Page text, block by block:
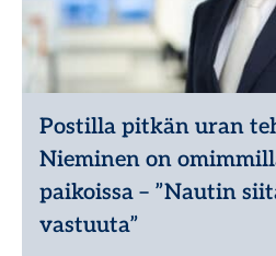
Postilla pitkän uran
Nieminen on
paikoissa – ”Nautin
vastuuta”